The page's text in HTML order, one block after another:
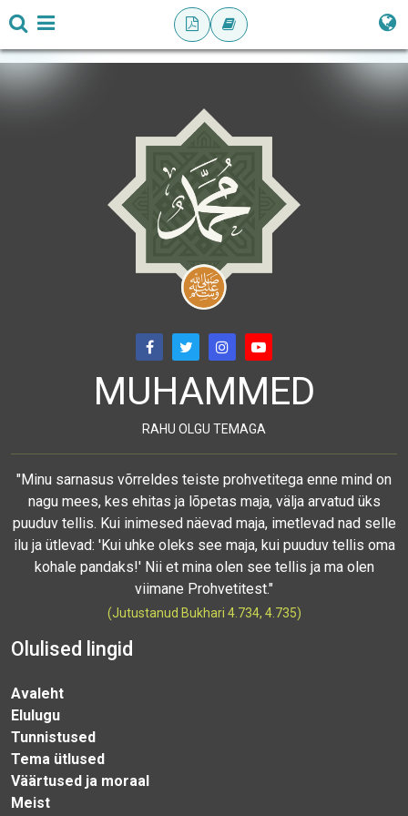
MUHAMMED
RAHU OLGU TEMAGA
"Minu sarnasus võrreldes teiste prohvetitega enne mind on
nagu mees, kes ehitas ja lõpetas maja, välja arvatud üks
puuduv tellis. Kui inimesed näevad maja, imetlevad nad selle
ilu ja ütlevad: 'Kui uhke oleks see maja, kui puuduv tellis oma
kohale pandaks!' Nii et mina olen see tellis ja ma olen
viimane Prohvetitest."
(Jutustanud Bukhari 4.734, 4.735)
Olulised lingid
Avaleht
Elulugu
Tunnistused
Tema ütlused
Väärtused ja moraal
Meist